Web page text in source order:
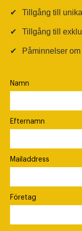
✔ Tillgång till
✔ Tillgång till
✔ Påminnelser
Namn
Efternamn
Mailaddress
Företag